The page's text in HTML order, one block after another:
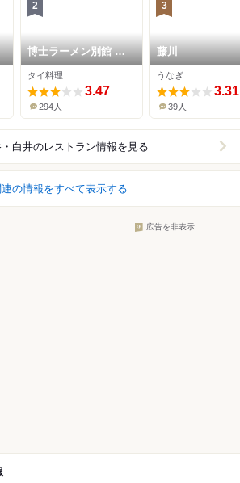
2
博士ラーメン別館 ＆
HAKASE Thai 博士レ
ストラン本店
タイ料理
3.47
294人
3
藤川
うなぎ
3.31
39人
白井のレストラン情報を見る
の情報をすべて表示する
広告を非表示